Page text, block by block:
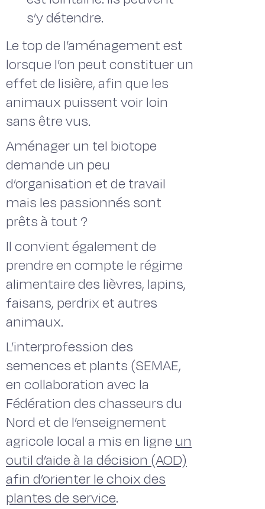
s’y détendre.
Le top de l’aménagement est
lorsque l’on peut constituer un
effet de lisière, afin que les
animaux puissent voir loin
sans être vus.
Aménager un tel biotope
demande un peu
d’organisation et de travail
mais les passionnés sont
prêts à tout ?
Il convient également de
prendre en compte le régime
alimentaire des lièvres, lapins,
faisans, perdrix et autres
animaux.
L’interprofession des
semences et plants (SEMAE,
en collaboration avec la
Fédération des chasseurs du
Nord et de l’enseignement
agricole local a mis en ligne un
outil d’aide à la décision (AOD)
afin d’orienter le choix des
plantes de service.